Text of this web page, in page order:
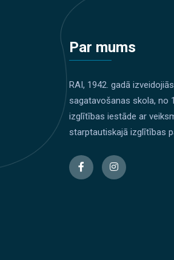
Par mums
RAI, 1942. gadā
sagatavošanas skola, no
izglītības iestāde ar
starptautiskajā izglītības